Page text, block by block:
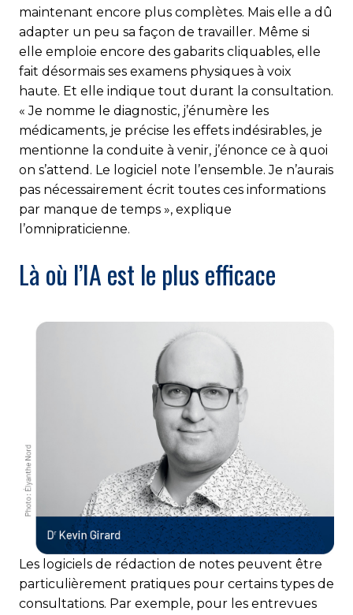
maintenant encore plus complètes. Mais elle a dû
adapter un peu sa façon de travailler. Même si
elle emploie encore des gabarits cliquables, elle
fait désormais ses examens physiques à voix
haute. Et elle indique tout durant la consultation.
« Je nomme le diagnostic, j’énumère les
médicaments, je précise les effets indésirables, je
mentionne la conduite à venir, j’énonce ce à quoi
on s’attend. Le logiciel note l’ensemble. Je n’aurais
pas nécessairement écrit toutes ces informations
par manque de temps », explique
l’omnipraticienne.
Là où l’IA est le plus efficace
Les logiciels de rédaction de notes peuvent être
particulièrement pratiques pour certains types de
consultations. Par exemple, pour les entrevues